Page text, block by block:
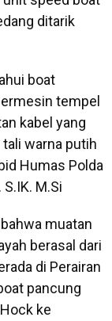
ditarik
boat
tempel
kabel yang
warna putih
Humas Polda
M.Si
muatan
berasal dari
di Perairan
pancung
ke